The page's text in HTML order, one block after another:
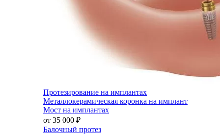
Протезирование на имплантах
Металлокерамическая коронка на имплант
Мост на имплантах
от 35 000 ₽
Балочный протез